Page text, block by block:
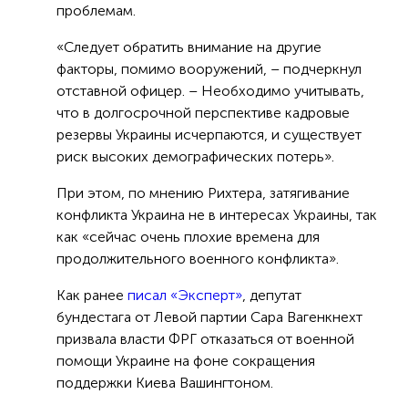
проблемам.
«Следует обратить внимание на другие
факторы, помимо вооружений, – подчеркнул
отставной офицер. – Необходимо учитывать,
что в долгосрочной перспективе кадровые
резервы Украины исчерпаются, и существует
риск высоких демографических потерь».
При этом, по мнению Рихтера, затягивание
конфликта Украина не в интересах Украины, так
как «сейчас очень плохие времена для
продолжительного военного конфликта».
Как ранее писал «Эксперт», депутат
бундестага от Левой партии Сара Вагенкнехт
призвала власти ФРГ отказаться от военной
помощи Украине на фоне сокращения
поддержки Киева Вашингтоном.